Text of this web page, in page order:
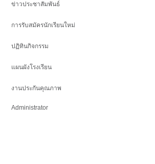
ข่าวประชาสัมพันธ์
การรับสมัครนักเรียนใหม่
ปฏิทินกิจกรรม
แผนผังโรงเรียน
งานประกันคุณภาพ
Administrator